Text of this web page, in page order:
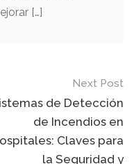
[…]
Next Post
de Detección
de Incendios en
Claves para
la Seguridad y